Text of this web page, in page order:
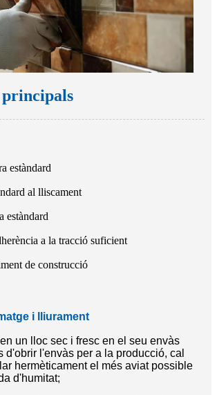
estàndard
al lliscament
estàndard
a la tracció suficient
de construcció
i lliurament
un lloc sec i fresc en el seu envàs
d'obrir l'envàs per a la producció, cal
hermèticament el més aviat possible
d'humitat;